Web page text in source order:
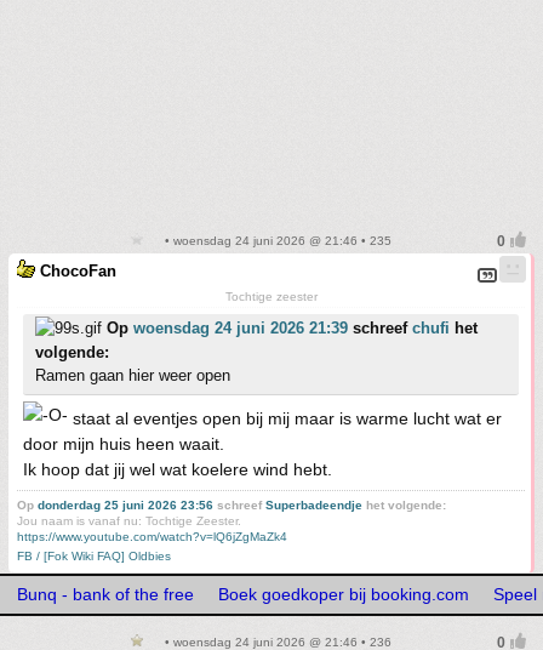
• woensdag 24 juni 2026 @ 21:46 • 235
ChocoFan
Tochtige zeester
Op woensdag 24 juni 2026 21:39 schreef chufi het
volgende:
Ramen gaan hier weer open
staat al eventjes open bij mij maar is warme lucht wat er
door mijn huis heen waait.
Ik hoop dat jij wel wat koelere wind hebt.
Op donderdag 25 juni 2026 23:56 schreefSuperbadeendje het volgende:
Jou naam is vanaf nu: Tochtige Zeester.
https://www.youtube.com/watch?v=lQ6jZgMaZk4
FB / [Fok Wiki FAQ] Oldbies
Bunq - bank of the free Boek goedkoper bij booking.com Speel
• woensdag 24 juni 2026 @ 21:46 • 236